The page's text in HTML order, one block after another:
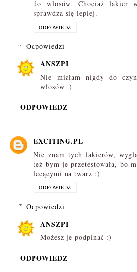
do włosów. Chociaż lakier
sprawdza się lepiej.
ODPOWIEDZ
Odpowiedzi
ANSZPI
Nie miałam nigdy do
włosów :)
ODPOWIEDZ
EXCITING.PL
Nie znam tych lakierów,
też bym je przetestowała, bo
lecącymi na twarz ;)
ODPOWIEDZ
Odpowiedzi
ANSZPI
Możesz je podpinać :)
ODPOWIEDZ